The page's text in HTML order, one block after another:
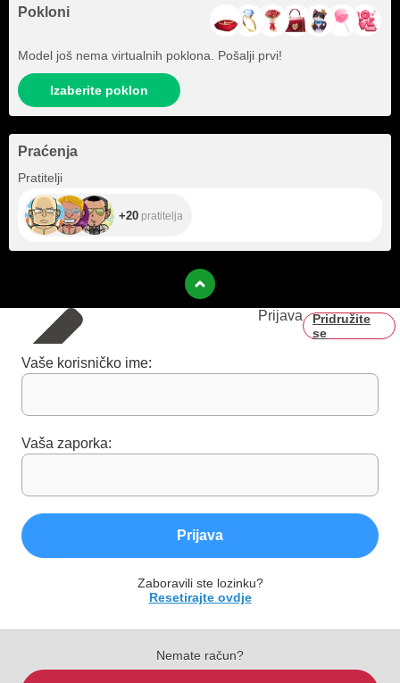
Pokloni
Model još nema virtualnih poklona. Pošalji prvi!
Izaberite poklon
Praćenja
Pratitelji
+20 pratitelja
Prijava
Pridružite
se
Vaše korisničko ime:
Vaša zaporka:
Prijava
Zaboravili ste lozinku?
Resetirajte ovdje
Nemate račun?